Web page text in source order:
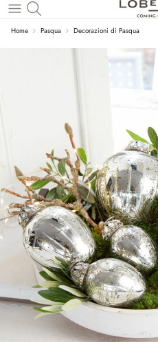
Torna al contenuto principale
Home Pasqua Decorazioni di Pasqua